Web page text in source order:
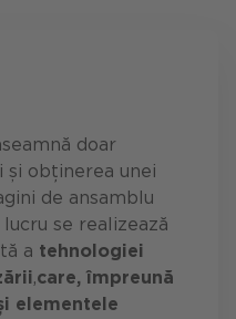
doar
și obținerea unei
de ansamblu
se realizează
a tehnologiei
,care, împreună
elementele